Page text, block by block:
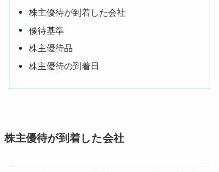
株主優待が到着した会社
優待基準
株主優待品
株主優待の到着日
株主優待が到着した会社